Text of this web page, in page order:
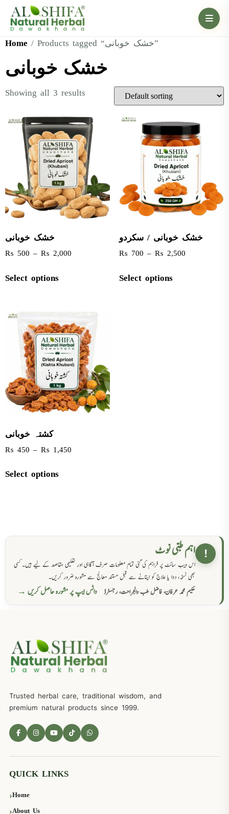
Home / Products tagged “خشک خوبانی”
خشک خوبانی
Showing all 3 results
خشک خوبانی
₨ 500 – ₨ 2,000
Select options
خشک خوبانی / سکردو
₨ 700 – ₨ 2,500
Select options
کشتہ خوبانی
₨ 450 – ₨ 1,450
Select options
! اہم طبی نوٹ
اس ویب سائٹ پر فراہم کی گئی تمام معلومات صرف آگاہی اور تعلیمی مقاصد کے لیے ہیں۔ کسی
بھی نسخہ، دوا یا علاج کو اپنانے سے قبل مستند معالج سے مشورہ ضرور کریں۔
حکیم محمد عرفان، فاضل طب والجراحت، رجسٹرڈ
واٹس ایپ پر مشورہ حاصل کریں →
Trusted herbal care, traditional wisdom, and
premium natural products since 1999.
QUICK LINKS
Home
About Us